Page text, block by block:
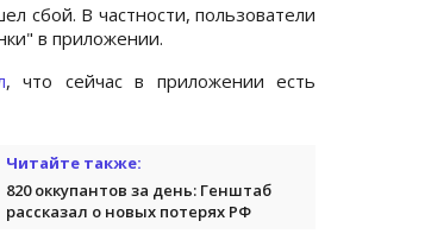
сбой. В частности, пользователи
в приложении.
, что сейчас в приложении есть
Читайте также:
820 оккупантов за день: Генштаб
рассказал о новых потерях РФ